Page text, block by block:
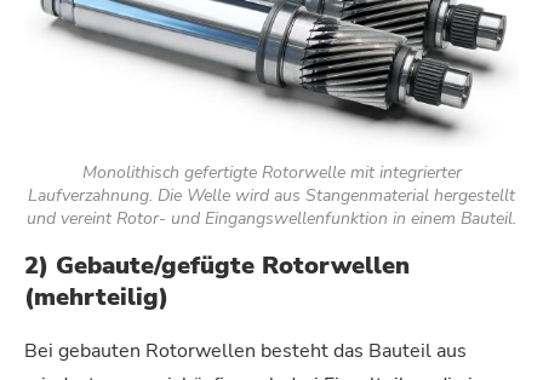
Monolithisch gefertigte Rotorwelle mit integrierter
Laufverzahnung. Die Welle wird aus Stangenmaterial hergestellt
und vereint Rotor- und Eingangswellenfunktion in einem Bauteil.
2) Gebaute/gefügte Rotorwellen
(mehrteilig)
Bei gebauten Rotorwellen besteht das Bauteil aus